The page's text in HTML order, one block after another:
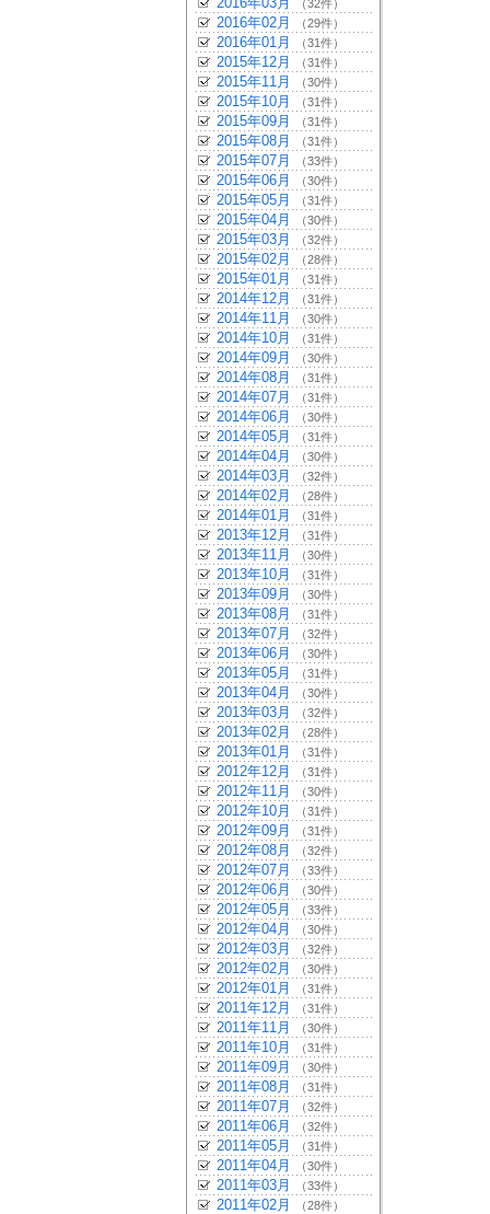
（32件）
2016年02月 （29件）
2016年01月 （31件）
2015年12月 （31件）
2015年11月 （30件）
2015年10月 （31件）
2015年09月 （31件）
2015年08月 （31件）
2015年07月 （33件）
2015年06月 （30件）
2015年05月 （31件）
2015年04月 （30件）
2015年03月 （32件）
2015年02月 （28件）
2015年01月 （31件）
2014年12月 （31件）
2014年11月 （30件）
2014年10月 （31件）
2014年09月 （30件）
2014年08月 （31件）
2014年07月 （31件）
2014年06月 （30件）
2014年05月 （31件）
2014年04月 （30件）
2014年03月 （32件）
2014年02月 （28件）
2014年01月 （31件）
2013年12月 （31件）
2013年11月 （30件）
2013年10月 （31件）
2013年09月 （30件）
2013年08月 （31件）
2013年07月 （32件）
2013年06月 （30件）
2013年05月 （31件）
2013年04月 （30件）
2013年03月 （32件）
2013年02月 （28件）
2013年01月 （31件）
2012年12月 （31件）
2012年11月 （30件）
2012年10月 （31件）
2012年09月 （31件）
2012年08月 （32件）
2012年07月 （33件）
2012年06月 （30件）
2012年05月 （33件）
2012年04月 （30件）
2012年03月 （32件）
2012年02月 （30件）
2012年01月 （31件）
2011年12月 （31件）
2011年11月 （30件）
2011年10月 （31件）
2011年09月 （30件）
2011年08月 （31件）
2011年07月 （32件）
2011年06月 （32件）
2011年05月 （31件）
2011年04月 （30件）
2011年03月 （33件）
2011年02月 （28件）